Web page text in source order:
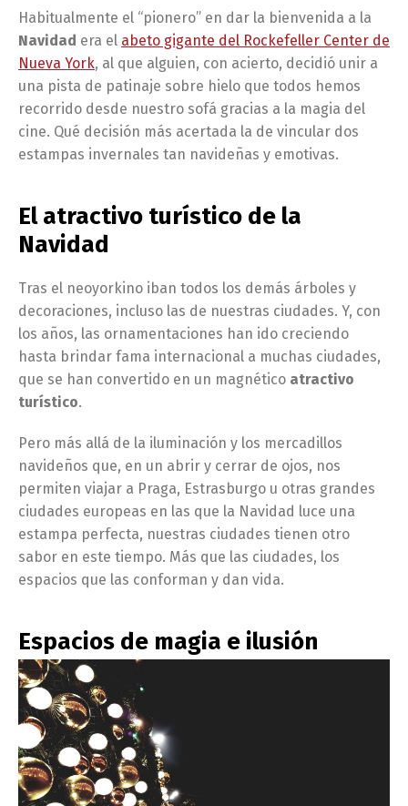
Habitualmente el “pionero” en dar la bienvenida a la
Navidad era el abeto gigante del Rockefeller Center de
Nueva York, al que alguien, con acierto, decidió unir a
una pista de patinaje sobre hielo que todos hemos
recorrido desde nuestro sofá gracias a la magia del
cine. Qué decisión más acertada la de vincular dos
estampas invernales tan navideñas y emotivas.
El atractivo turístico de la
Navidad
Tras el neoyorkino iban todos los demás árboles y
decoraciones, incluso las de nuestras ciudades. Y, con
los años, las ornamentaciones han ido creciendo
hasta brindar fama internacional a muchas ciudades,
que se han convertido en un magnético atractivo
turístico.
Pero más allá de la iluminación y los mercadillos
navideños que, en un abrir y cerrar de ojos, nos
permiten viajar a Praga, Estrasburgo u otras grandes
ciudades europeas en las que la Navidad luce una
estampa perfecta, nuestras ciudades tienen otro
sabor en este tiempo. Más que las ciudades, los
espacios que las conforman y dan vida.
Espacios de magia e ilusión